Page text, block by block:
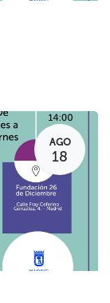
AGO
18